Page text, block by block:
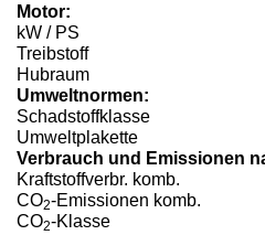
Motor:
kW / PS
Treibstoff
Hubraum
Umweltnormen:
Schadstoffklasse
Umweltplakette
Verbrauch und Emissionen
Kraftstoffverbr. komb.
CO2-Emissionen komb.
CO2-Klasse